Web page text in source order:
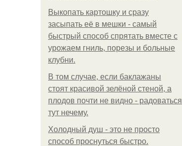
Выкопать картошку и сразу
засыпать её в мешки - самый
быстрый способ спрятать вместе с
урожаем гниль, порезы и больные
клубни.
В том случае, если баклажаны
стоят красивой зелёной стеной, а
плодов почти не видно - радоваться
тут нечему.
Холодный душ - это не просто
способ проснуться быстро.